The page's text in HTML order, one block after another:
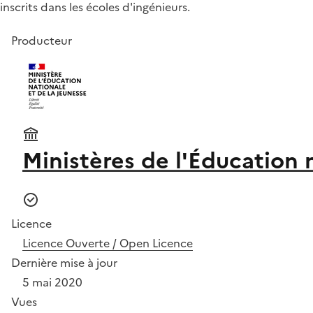
inscrits dans les écoles d'ingénieurs.
Producteur
Ministères de l'Éducation
Licence
Licence Ouverte / Open Licence
Dernière mise à jour
5 mai 2020
Vues